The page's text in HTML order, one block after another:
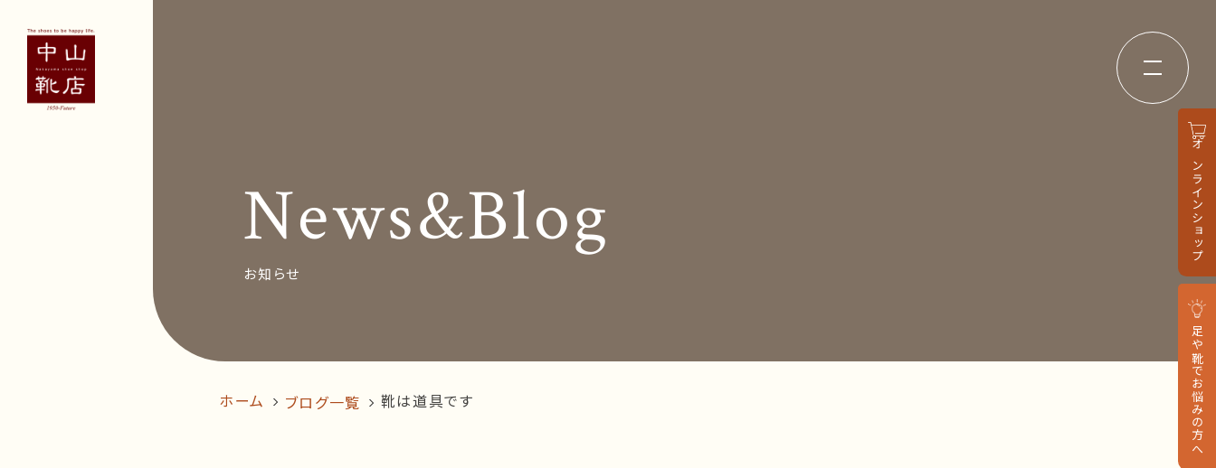
オンラインショップ
足や靴でお悩みの方へ
News&Blog お知らせ
Recruit 採用情報 Business trip
follow us!
News&Blog
お知らせ
ホーム ブログ一覧 靴は道具です